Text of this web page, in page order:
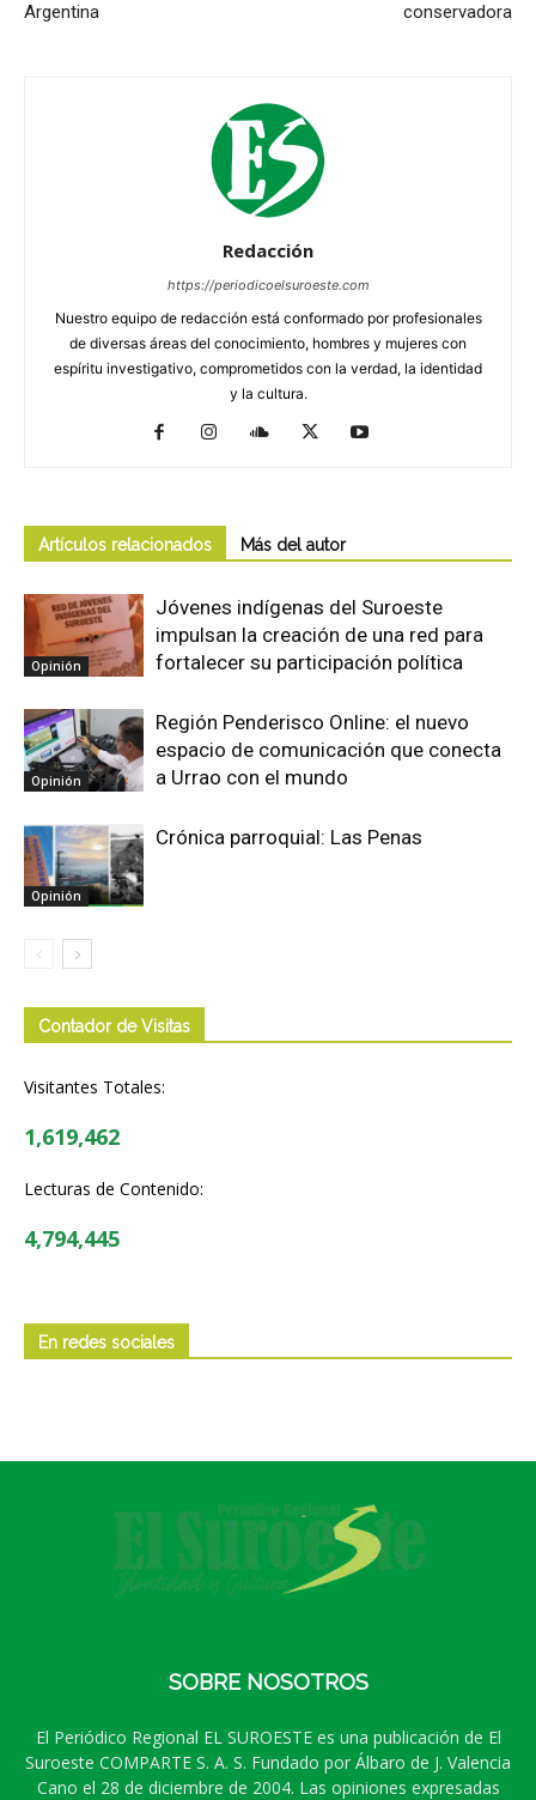
Argentina
conservadora
Redacción
https://periodicoelsuroeste.com
Nuestro equipo de redacción está conformado por profesionales
de diversas áreas del conocimiento, hombres y mujeres con
espíritu investigativo, comprometidos con la verdad, la identidad
y la cultura.
Artículos relacionados Más del autor
Opinión
Jóvenes indígenas del Suroeste
impulsan la creación de una red para
fortalecer su participación política
Opinión
Región Penderisco Online: el nuevo
espacio de comunicación que conecta
a Urrao con el mundo
Opinión
Crónica parroquial: Las Penas
Contador de Visitas
Visitantes Totales:
1,619,462
Lecturas de Contenido:
4,794,445
En redes sociales
SOBRE NOSOTROS
El Periódico Regional EL SUROESTE es una publicación de El
Suroeste COMPARTE S. A. S. Fundado por Álbaro de J. Valencia
Cano el 28 de diciembre de 2004. Las opiniones expresadas